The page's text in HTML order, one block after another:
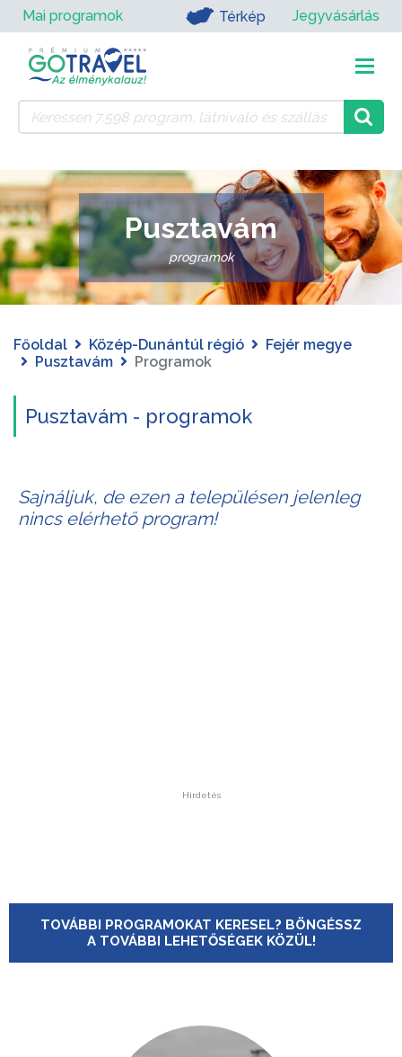
Mai programok Térkép Jegyvásárlás
Pusztavám
programok
Főoldal Közép-Dunántúl régió
Fejér megye
Pusztavám
Programok
Pusztavám - programok
Sajnáljuk, de ezen a településen jelenleg
nincs elérhető program!
Hirdetés
TOVÁBBI PROGRAMOKAT KERESEL? BÖNGÉSSZ
A TOVÁBBI LEHETŐSÉGEK KÖZÜL!